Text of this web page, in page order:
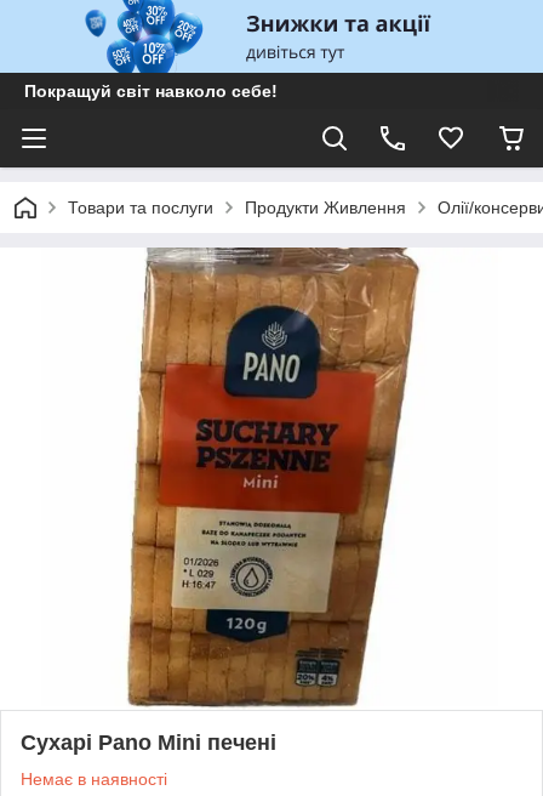
Покращуй світ навколо себе!
Товари та послуги Продукти Живлення Олії/
Сухарі Pano Mini печені
Немає в наявності